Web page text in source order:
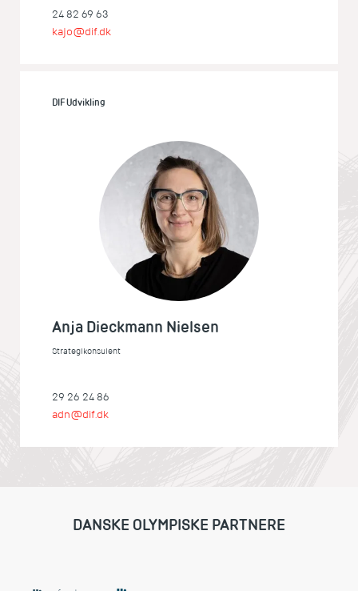
24 82 69 63
kajo@dif.dk
DIF Udvikling
Anja Dieckmann Nielsen
Strategikonsulent
29 26 24 86
adn@dif.dk
DANSKE OLYMPISKE PARTNERE